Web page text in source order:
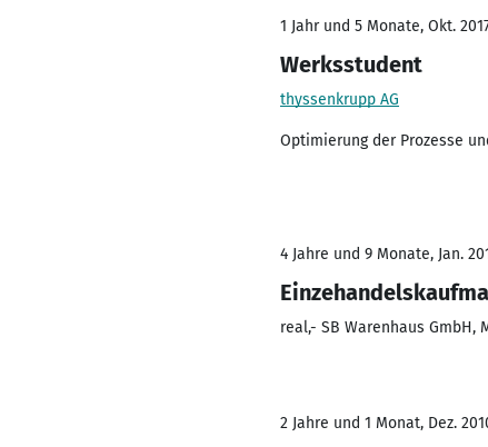
1 Jahr und 5 Monate, Okt.
Werksstudent
thyssenkrupp AG
Optimierung der Prozesse
4 Jahre und 9 Monate, Jan.
real,- SB Warenhaus GmbH,
2 Jahre und 1 Monat, Dez.